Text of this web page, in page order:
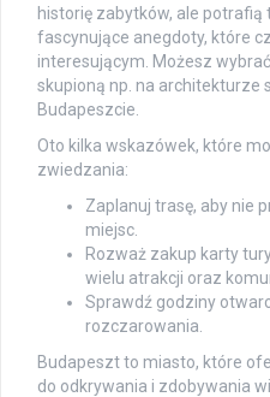
historię zabytków, ale
fascynujące anegdoty, które
interesującym. Możesz
skupioną np. na architekturze
Budapeszcie.
Oto kilka wskazówek, które
zwiedzania:
Zaplanuj trasę, aby nie
miejsc.
Rozważ zakup karty
wielu atrakcji oraz
Sprawdź godziny
rozczarowania.
Budapeszt to miasto, które
do odkrywania i zdobywania